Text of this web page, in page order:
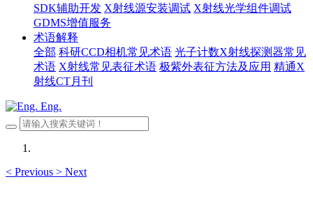
SDK辅助开发 X射线源安装调试 X射线光学组件调试
GDMS增值服务
术语解释
全部 科研CCD相机常见术语 光子计数X射线探测器常见
术语 X射线常见表征术语 极紫外表征方法及应用 精通X
射线CT月刊
Eng.
< Previous > Next